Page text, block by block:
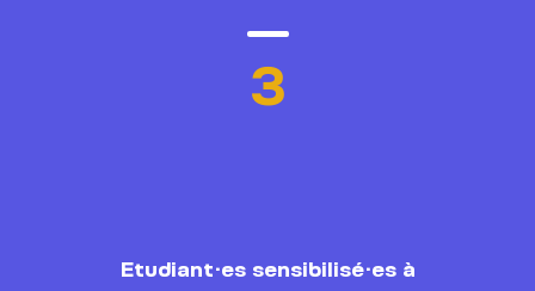
3
Etudiant·es sensibilisé·es à